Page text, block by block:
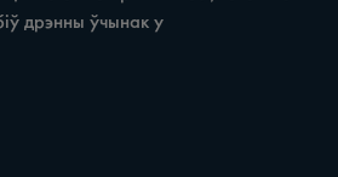
дрэнны ўчынак у